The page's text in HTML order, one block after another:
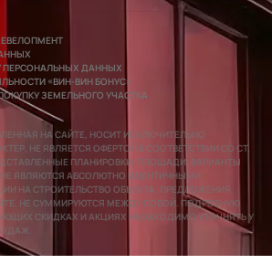
ПЕРСОНАЛЬНЫХ ДАННЫХ
«ВИН-ВИН БОНУС»
ЗЕМЕЛЬНОГО УЧАСТКА
НА САЙТЕ, НОСИТ ИСКЛЮЧИТЕЛЬНО
НЕ ЯВЛЯЕТСЯ ОФЕРТОЙ В СООТВЕТСТВИИ СО СТ.
ПЛАНИРОВКИ, ПЛОЩАДИ, ВАРИАНТЫ
НЕ ЯВЛЯЮТСЯ АБСОЛЮТНО ИДЕНТИЧНЫМИ
НА СТРОИТЕЛЬСТВО ОБЪЕКТА. ПРЕДЛОЖЕНИЯ,
НЕ СУММИРУЮТСЯ МЕЖДУ СОБОЙ. ПОДРОБНУЮ
СКИДКАХ И АКЦИЯХ НЕОБХОДИМО УТОЧНЯТЬ У